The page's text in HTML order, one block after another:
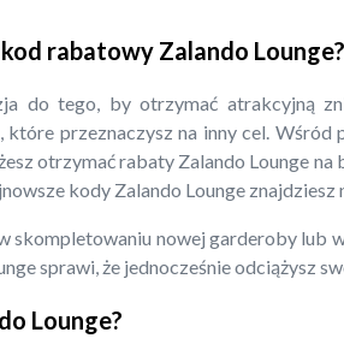
rabatowy Zalando Lounge?
do tego, by otrzymać atrakcyjną
przeznaczysz na inny cel.
otrzymać rabaty Zalando Lounge
kody Zalando Lounge znajdziesz
skompletowaniu nowej garderoby
sprawi, że jednocześnie odciążysz
Lounge?